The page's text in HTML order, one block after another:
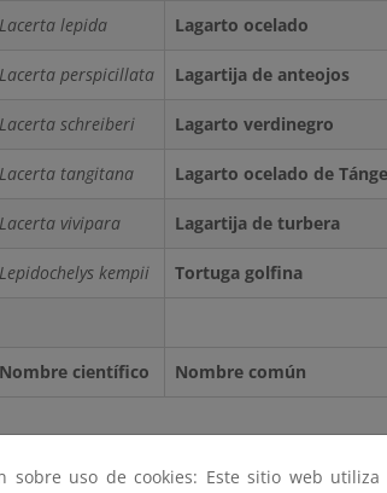
Lacerta lepida Lagarto ocelado
Lacerta perspicillata Lagartija de anteojos
Lacerta schreiberi Lagarto verdinegro
Lacerta tangitana Lagarto ocelado de
Lacerta vivipara Lagartija de turbera
Lepidochelys kempii Tortuga golfina
Nombre científico Nombre común
sobre uso de cookies: Este sitio web